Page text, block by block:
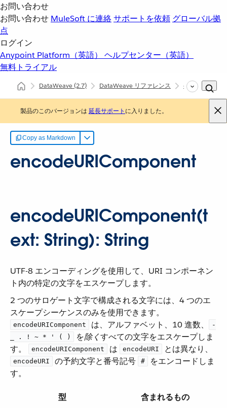
お問い合わせ
お問い合わせ MuleSoft に連絡サポートを依頼 グローバル拠
点
ログイン
Anypoint Platform（英語） ヘルプセンター（英語）
無料トライアル
DataWeave(2.7) DataWeave リファレンス dw::core::URL
製品のこのバージョンは 延長サポート に入りました。
Copy as Markdown
encodeURIComponent
encodeURIComponent(t
ext: String): String
UTF-8 エンコーディングを使用して、URI コンポーネン
ト内の特定の文字をエスケープします。
2 つのサロゲート文字で構成される文字には、4 つのエ
スケープシーケンスのみを使用できます。
encodeURIComponent ​ は、アルファベット、10 進数、​
-
_ . ! ~ * ' ( )
​ を​除く​すべての文字をエスケープしま
す。
encodeURIComponent ​ は ​ encodeURI ​ とは異なり、​
encodeURI ​ の予約文字と番号記号 ​ #
​ をエンコードしま
す。
型 含まれるもの